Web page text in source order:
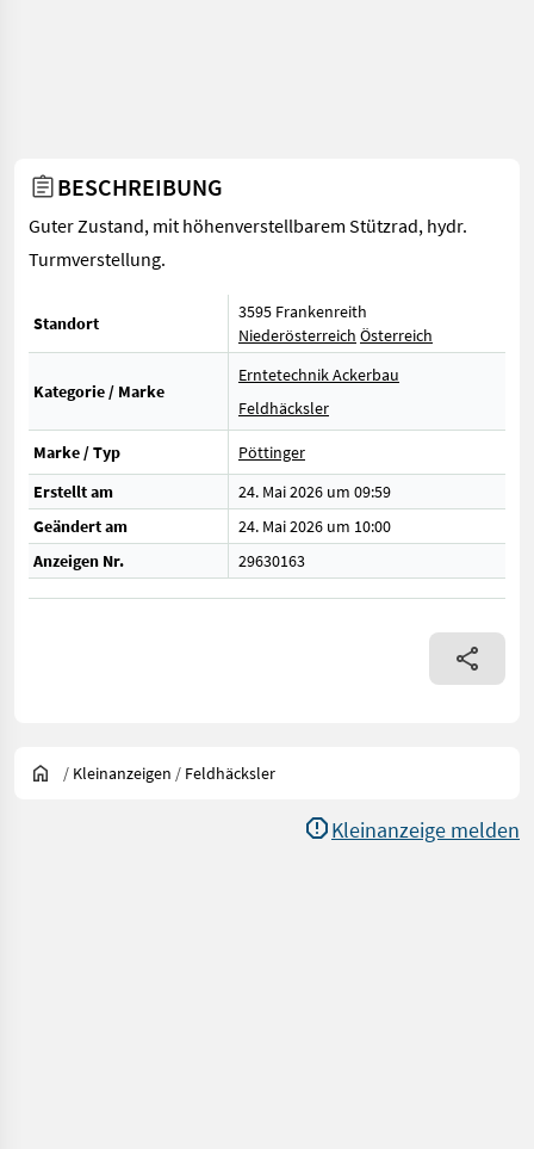
BESCHREIBUNG
Guter Zustand, mit höhenverstellbarem Stützrad, hydr.
Turmverstellung.
Standort
3595 Frankenreith
Niederösterreich Österreich
Kategorie / Marke
Erntetechnik Ackerbau
Feldhäcksler
Marke / Typ
Pöttinger
Erstellt am
24. Mai 2026 um 09:59
Geändert am
24. Mai 2026 um 10:00
Anzeigen Nr.
29630163
/ Kleinanzeigen / Feldhäcksler
Kleinanzeige melden